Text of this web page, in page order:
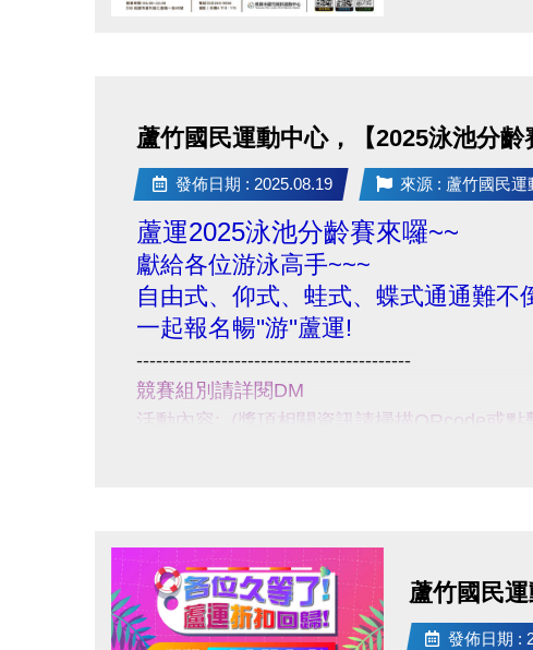
也歡迎新住民
若有相關問題
請撥打 03-
蘆竹國民運動中心，【2025泳池分齡
發佈日期 : 2025.08.19 來源 : 蘆竹國民運
蘆運2025泳池分齡賽來囉~~
獻給各位游泳高手~~~
自由式、仰式、蛙式、蝶式通通難不
一起報名暢''游''蘆運!
------------------------------------------
競賽組別請詳閱DM
活動內容: (獎項相關資訊請掃描QRcode或點
小提醒，請詳閱注意事項喔~
------------------------------------------
點擊下方連結報名!
比賽規範:https://drive.google.com/file/d/
蘆竹國民
發佈日期 :